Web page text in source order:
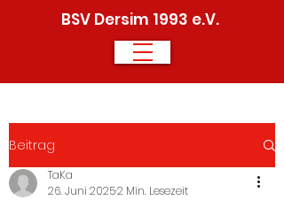
BSV Dersim 1993 e.V.
Beitrag
TaKa
26. Juni 20252 Min. Lesezeit